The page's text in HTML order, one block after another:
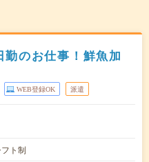
のお仕事！鮮魚加
WEB登録OK 派遣
ト制